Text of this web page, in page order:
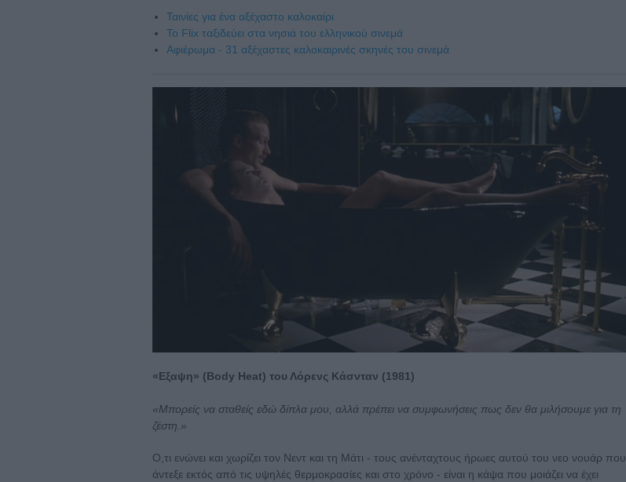
Ταινίες για ένα αξέχαστο καλοκαίρι
To Flix ταξιδεύει στα νησιά του ελληνικού σινεμά
Αφιέρωμα - 31 αξέχαστες καλοκαιρινές σκηνές του σινεμά
«Εξαψη» (Body Heat) του Λόρενς Κάσνταν (1981)
«Μπορείς να σταθείς εδώ δίπλα μου, αλλά πρέπει να συμφωνήσεις πως δεν θα μιλήσουμε για τη
ζέστη.»
Ο,τι ενώνει και χωρίζει τον Νεντ και τη Μάτι - τους ανένταχτους ήρωες αυτού του νεο νουάρ που
άντεξε εκτός από τις υψηλές θερμοκρασίες και στο χρόνο - είναι η κάψα που μοιάζει να έχει